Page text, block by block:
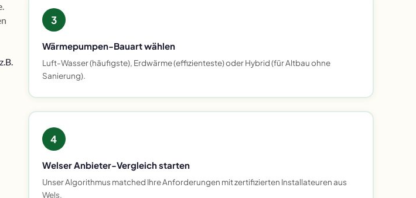
3
Wärmepumpen-Bauart wählen
Luft-Wasser (häufigste), Erdwärme (effizienteste) oder Hybrid (für Altbau ohne
Sanierung).
4
Welser Anbieter-Vergleich starten
Unser Algorithmus matched Ihre Anforderungen mit zertifizierten Installateuren aus
Wels.